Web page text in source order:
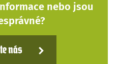
nebo jsou
nás